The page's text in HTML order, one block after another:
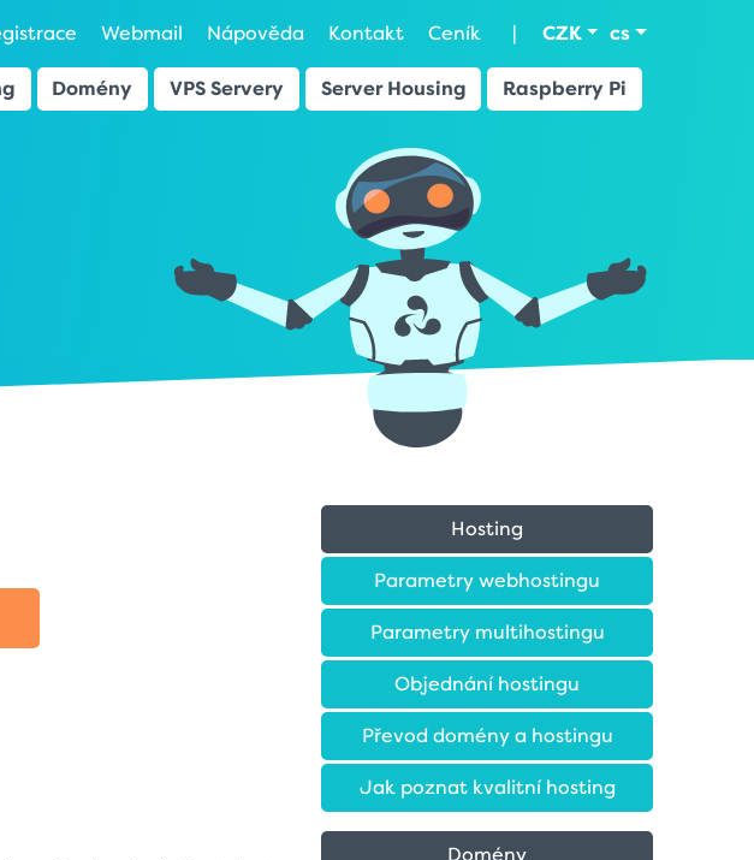
Webmail Nápověda Kontakt Ceník | CZK cs
Domény VPS Servery Server Housing Raspberry Pi
Hosting
Parametry webhostingu
Parametry multihostingu
Objednání hostingu
Převod domény a hostingu
Jak poznat kvalitní hosting
Domény